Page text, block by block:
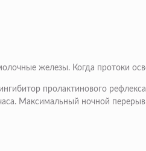
железы. Когда протоки
пролактинового
Максимальный ночной